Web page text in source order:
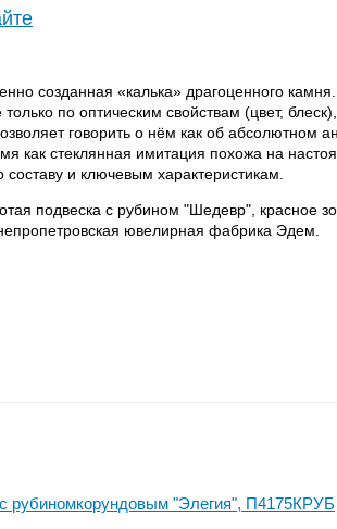
созданная «калька» драгоценного
по оптическим свойствам (цвет,
говорить о нём как об абсолютном
как стеклянная имитация похожа на
и ключевым характеристикам.
подвеска с рубином "Шедевр", красное
ювелирная фабрика Эдем.
рубиномкорундовым "Элегия", П4175КРУБ